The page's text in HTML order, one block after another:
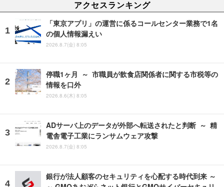
アクセスランキング
「東京アプリ」の運営に係るコールセンター業務で1名
の個人情報漏えい
2026.8.7(金) 8:05
停職1ヶ月 ～ 市職員が飲食店関係者に関する市税等の
情報を口外
2026.8.6(木) 8:05
ADサーバ上のデータが外部へ転送されたと判断 ～ 精
電舎電子工業にランサムウェア攻撃
2026.8.7(金) 8:05
銀行が法人顧客のセキュリティを心配する時代到来 ～